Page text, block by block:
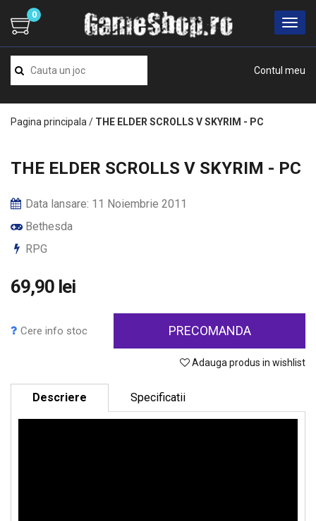
Contul meu
0
Pagina principala / THE ELDER SCROLLS V SKYRIM - PC
THE ELDER SCROLLS V SKYRIM - PC
Data lansare: 11 Noiembrie 2011
Bethesda
RPG
69,90 lei
Cere info stoc PRECOMANDA
Adauga produs in wishlist
Descriere Specificatii